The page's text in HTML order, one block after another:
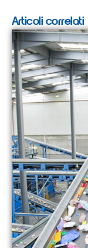
Articoli correlati